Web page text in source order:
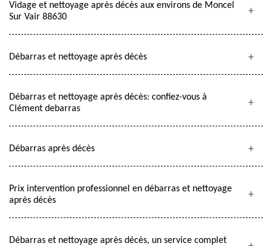
Vidage et nettoyage après décès aux environs de Moncel
Sur Vair 88630
Débarras et nettoyage après décès
Débarras et nettoyage après décès: confiez-vous à
Clément debarras
Débarras après décès
Prix intervention professionnel en débarras et nettoyage
après décès
Débarras et nettoyage après décès, un service complet